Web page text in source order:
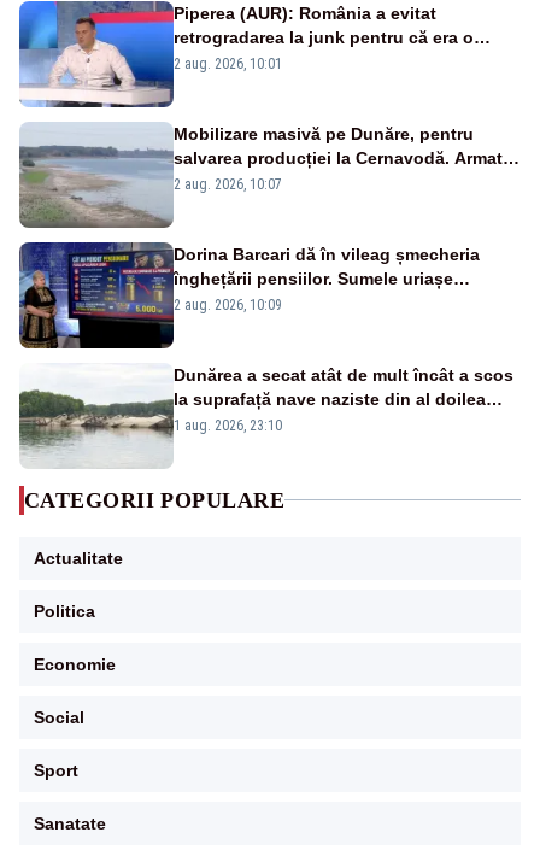
Piperea (AUR): România a evitat
retrogradarea la junk pentru că era o
catastrofă pentru bănci și fondurile de
2 aug. 2026, 10:01
Mobilizare masivă pe Dunăre, pentru
salvarea producției la Cernavodă. Armata
va detona o stâncă și va devia apa
2 aug. 2026, 10:07
Dorina Barcari dă în vileag șmecheria
înghețării pensiilor. Sumele uriașe
pierdute de fiecare român
2 aug. 2026, 10:09
Dunărea a secat atât de mult încât a scos
la suprafață nave naziste din al doilea
război mondial
1 aug. 2026, 23:10
CATEGORII POPULARE
Actualitate
Politica
Economie
Social
Sport
Sanatate